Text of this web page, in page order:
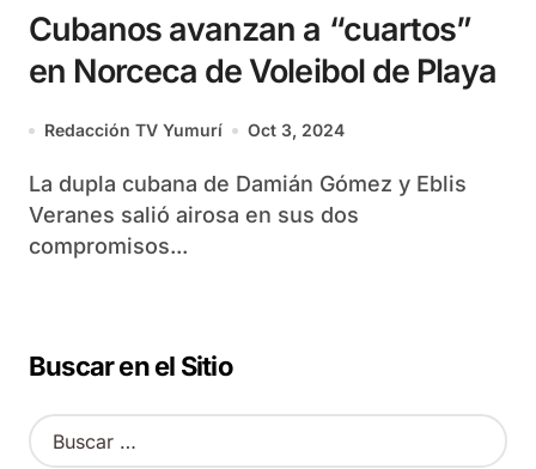
Cubanos avanzan a “cuartos”
en Norceca de Voleibol de Playa
Redacción TV Yumurí Oct 3, 2024
La dupla cubana de Damián Gómez y Eblis
Veranes salió airosa en sus dos
compromisos...
Buscar en el Sitio
B
u